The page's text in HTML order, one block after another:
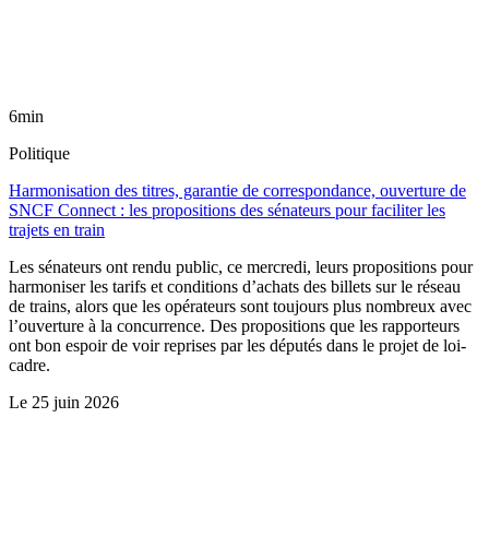
6min
Politique
Harmonisation des titres, garantie de correspondance, ouverture de
SNCF Connect : les propositions des sénateurs pour faciliter les
trajets en train
Les sénateurs ont rendu public, ce mercredi, leurs propositions pour
harmoniser les tarifs et conditions d’achats des billets sur le réseau
de trains, alors que les opérateurs sont toujours plus nombreux avec
l’ouverture à la concurrence. Des propositions que les rapporteurs
ont bon espoir de voir reprises par les députés dans le projet de loi-
cadre.
Le 25 juin 2026